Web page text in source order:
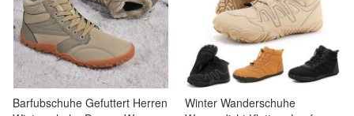
Barfubschuhe Gefuttert Herren
Winter Wanderschuhe